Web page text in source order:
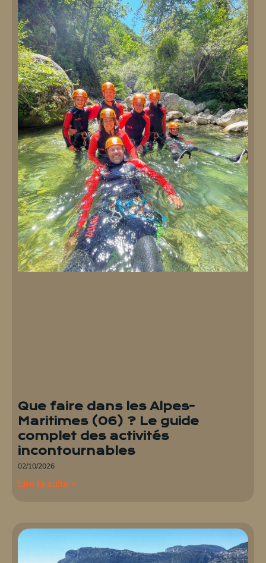
Que faire dans les Alpes-
Maritimes (06) ? Le guide
complet des activités
incontournables
02/10/2026
Lire la suite »